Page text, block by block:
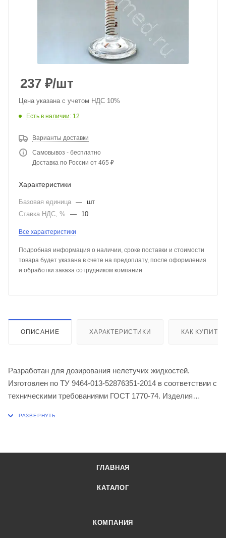
237 ₽/шт
Цена указана с учетом НДС 10%
Есть в наличии: 12
Варианты доставки
Самовывоз - бесплатно
Доставка по России от 465 ₽
Характеристики
Базовая единица —
шт
Ставка НДС, %
— 10
Все характеристики
Подробная информация о наличии, сроке поставки и стоимости
товара будет указана в счете на предоплату, после оформления
и обработки заказа сотрудником компании
ОПИСАНИЕ ХАРАКТЕРИСТИКИ КАК КУПИТЬ
Разработан для дозирования нелетучих жидкостей.
Изготовлен по ТУ 9464-013-52876351-2014 в соответствии с
техническими требованиями ГОСТ 1770-74. Изделия
Допустимая погрешность ±0,2 мл
ГЛАВНАЯ
КАТАЛОГ
КОМПАНИЯ